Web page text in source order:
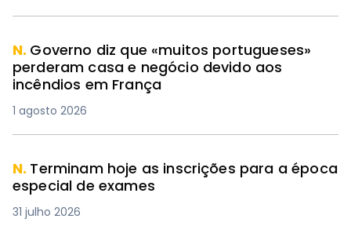
N. Governo diz que «muitos portugueses»
perderam casa e negócio devido aos
incêndios em França
1 agosto 2026
N. Terminam hoje as inscrições para a época
especial de exames
31 julho 2026